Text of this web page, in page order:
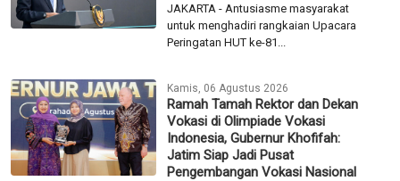
JAKARTA - Antusiasme masyarakat
untuk menghadiri rangkaian Upacara
Peringatan HUT ke-81...
Kamis, 06 Agustus 2026
Ramah Tamah Rektor dan Dekan
Vokasi di Olimpiade Vokasi
Indonesia, Gubernur Khofifah:
Jatim Siap Jadi Pusat
Pengembangan Vokasi Nasional